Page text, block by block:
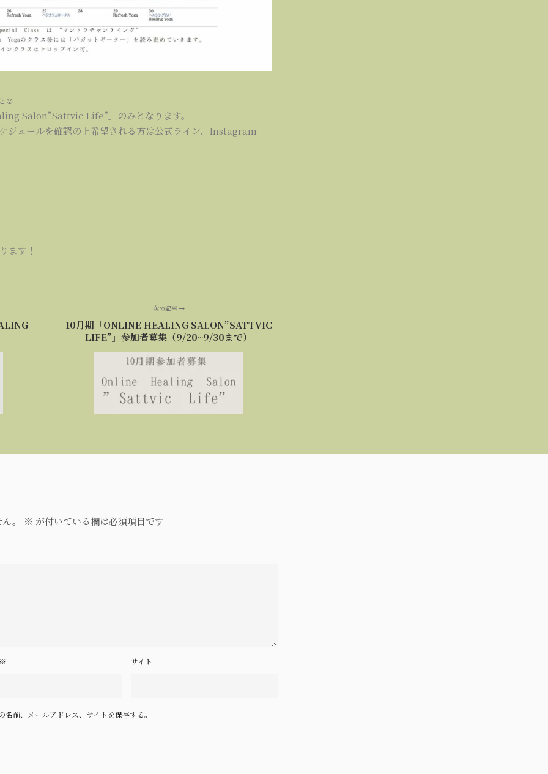
☺
Salon”Sattvic Life”」のみとなります。
ジュールを確認の上希望される方は公式ライン、Instagram
ます！
次の記事
10月期「ONLINE HEALING SALON”SATTVIC
LIFE”」参加者募集（9/20~9/30まで）
。 ※ が付いている欄は必須項目です
サイト
前、メールアドレス、サイトを保存する。